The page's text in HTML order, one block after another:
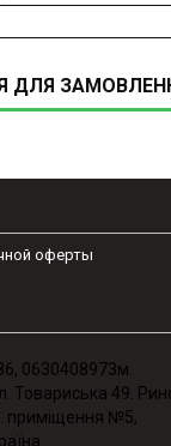
ДЛЯ
оферты
0630408973м.
Товариська 49.
приміщення №5,